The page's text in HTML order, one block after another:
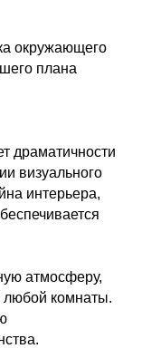
окружающего
плана
драматичности
визуального
интерьера,
атмосферу,
любой комнаты.